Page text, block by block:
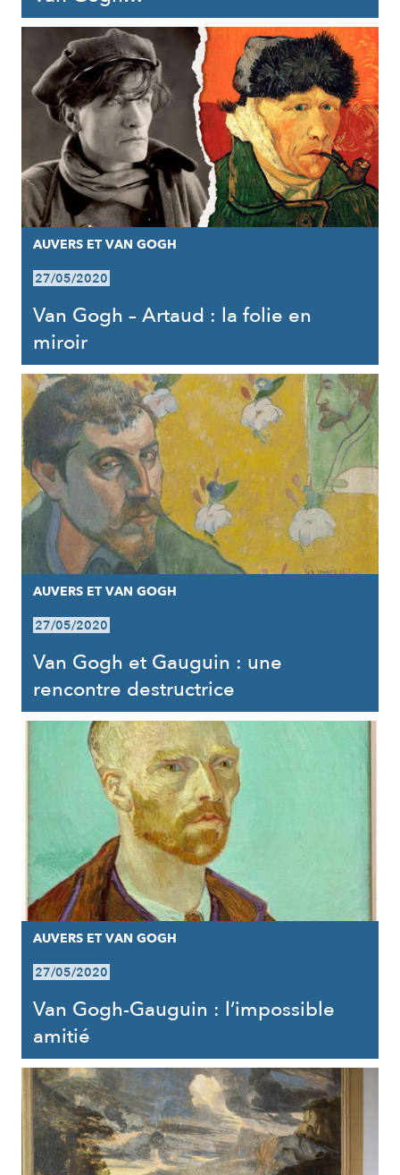
AUVERS ET VAN GOGH
27/05/2020
Van Gogh – Artaud : la folie en
miroir
AUVERS ET VAN GOGH
27/05/2020
Van Gogh et Gauguin : une
rencontre destructrice
AUVERS ET VAN GOGH
27/05/2020
Van Gogh-Gauguin : l’impossible
amitié